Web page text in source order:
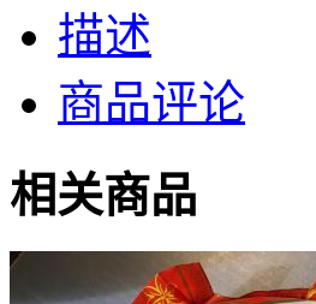
描述
商品评论
相关商品